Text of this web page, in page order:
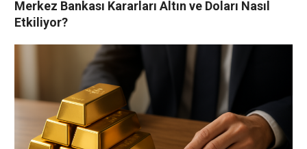
Merkez Bankası Kararları Altın ve Doları Nasıl
Etkiliyor?